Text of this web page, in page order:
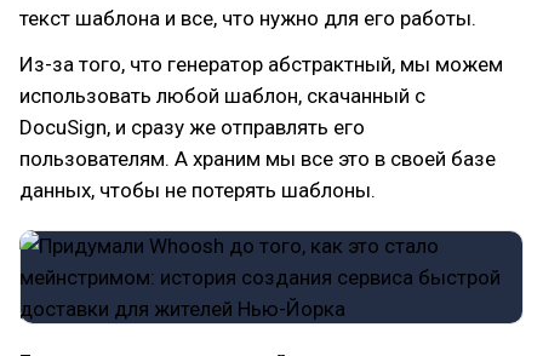
текст шаблона и все, что нужно для его работы.
Из-за того, что генератор абстрактный, мы можем
использовать любой шаблон, скачанный с
DocuSign, и сразу же отправлять его
пользователям. А храним мы все это в своей базе
данных, чтобы не потерять шаблоны.